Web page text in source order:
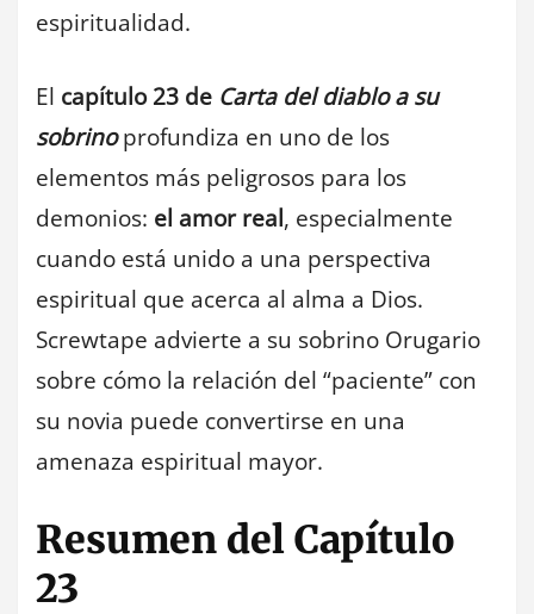
espiritualidad.
El capítulo 23 de Carta del diablo a su
sobrinoprofundiza en uno de los
elementos más peligrosos para los
demonios: el amor real, especialmente
cuando está unido a una perspectiva
espiritual que acerca al alma a Dios.
Screwtape advierte a su sobrino Orugario
sobre cómo la relación del “paciente” con
su novia puede convertirse en una
amenaza espiritual mayor.
Resumen del Capítulo
23